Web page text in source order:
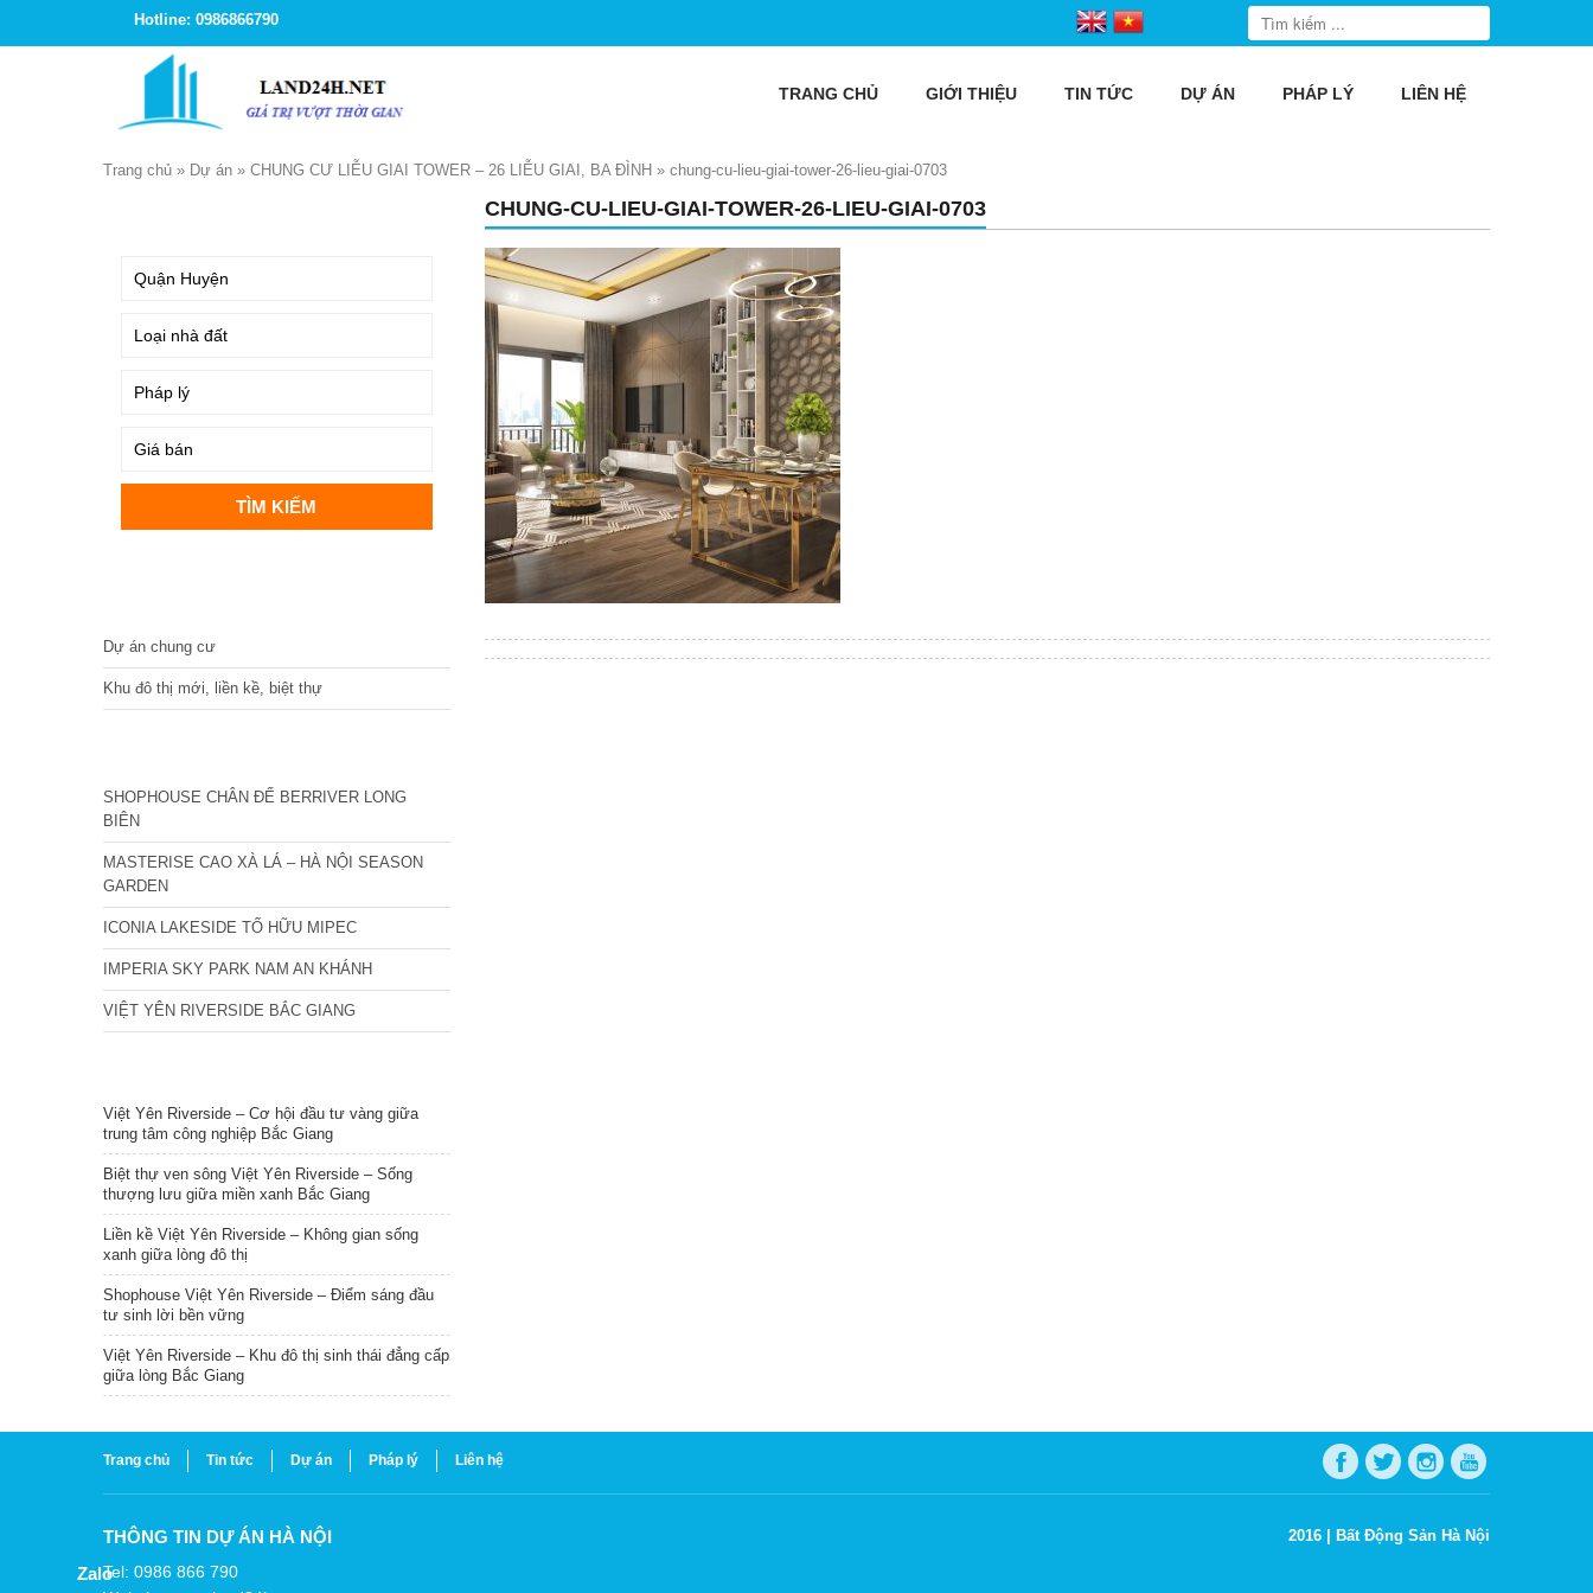
Hotline: 0986866790
TRANG CHỦ GIỚI THIỆU TIN TỨC DỰ ÁN PHÁP LÝ LIÊN HỆ
Trang chủ » Dự án » CHUNG CƯ LIỄU GIAI TOWER – 26 LIỄU GIAI, BA ĐÌNH » chung-cu-lieu-giai-tower-26-lieu-giai-0703
CHUNG-CU-LIEU-GIAI-TOWER-26-LIEU-GIAI-0703
Dự án chung cư
Khu đô thị mới, liền kề, biệt thự
SHOPHOUSE CHÂN ĐẾ BERRIVER LONG
BIÊN
MASTERISE CAO XÀ LÁ – HÀ NỘI SEASON
GARDEN
ICONIA LAKESIDE TỐ HỮU MIPEC
IMPERIA SKY PARK NAM AN KHÁNH
VIỆT YÊN RIVERSIDE BẮC GIANG
Việt Yên Riverside – Cơ hội đầu tư vàng giữa
trung tâm công nghiệp Bắc Giang
Biệt thự ven sông Việt Yên Riverside – Sống
thượng lưu giữa miền xanh Bắc Giang
Liền kề Việt Yên Riverside – Không gian sống
xanh giữa lòng đô thị
Shophouse Việt Yên Riverside – Điểm sáng đầu
tư sinh lời bền vững
Việt Yên Riverside – Khu đô thị sinh thái đẳng cấp
giữa lòng Bắc Giang
Trang chủ Tin tức Dự án Pháp lý Liên hệ
THÔNG TIN DỰ ÁN HÀ NỘI
Tel: 0986 866 790
2016 | Bất Động Sản Hà Nội
Zalo